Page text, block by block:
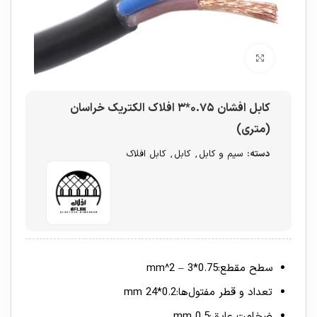
کابل افشان ۰.۷۵*۳ افلاک الکتریک خراسان
(متری)
دسته: سیم و کابل , کابل , کابل افلاک
سطح مقطع:0.75*3 – mm^2
تعداد و قطر مفتول‌ها:0.2*24 mm